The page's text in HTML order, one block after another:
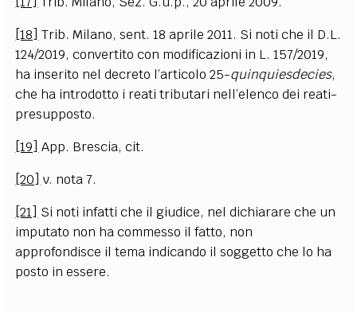
[18] Trib. Milano, sent. 18 aprile 2011. Si noti che il D.L.
124/2019, convertito con modificazioni in L. 157/2019,
ha inserito nel decreto l’articolo 25-quinquiesdecies,
che ha introdotto i reati tributari nell’elenco dei reati-
presupposto.
[19] App. Brescia, cit.
[20] v. nota 7.
[21] Si noti infatti che il giudice, nel dichiarare che un
imputato non ha commesso il fatto, non
approfondisce il tema indicando il soggetto che lo ha
posto in essere.